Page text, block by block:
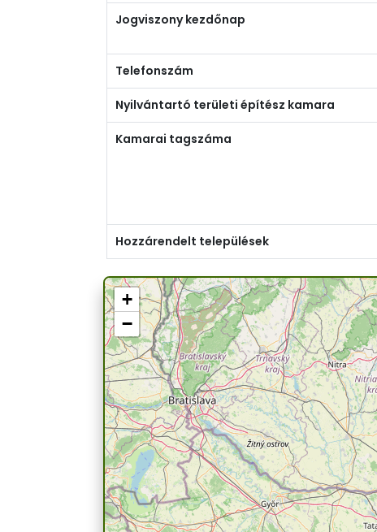
Jogviszony kezdőnap
Telefonszám
Nyilvántartó területi építész kamara
Kamarai tagszáma
Hozzárendelt települések
+
−